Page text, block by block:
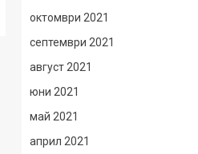
октомври 2021
септември 2021
август 2021
юни 2021
май 2021
април 2021